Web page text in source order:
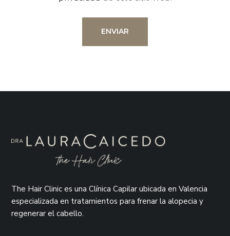
ENVIAR
The Hair Clinic es una Clínica Capilar ubicada en Valencia
especializada en tratamientos para frenar la alopecia y
regenerar el cabello.